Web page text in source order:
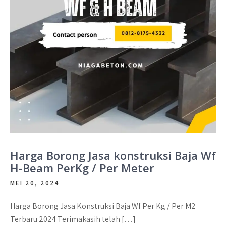
Harga Borong Jasa konstruksi Baja Wf
H-Beam PerKg / Per Meter
MEI 20, 2024
Harga Borong Jasa Konstruksi Baja Wf Per Kg / Per M2
Terbaru 2024 Terimakasih telah […]